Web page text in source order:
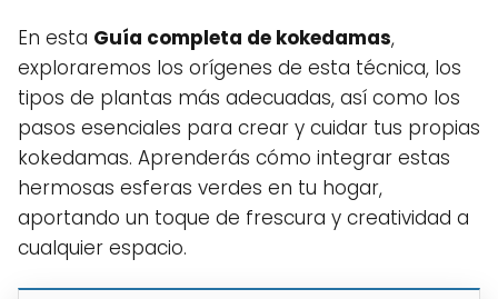
En esta Guía completa de kokedamas,
exploraremos los orígenes de esta técnica, los
tipos de plantas más adecuadas, así como los
pasos esenciales para crear y cuidar tus propias
kokedamas. Aprenderás cómo integrar estas
hermosas esferas verdes en tu hogar,
aportando un toque de frescura y creatividad a
cualquier espacio.